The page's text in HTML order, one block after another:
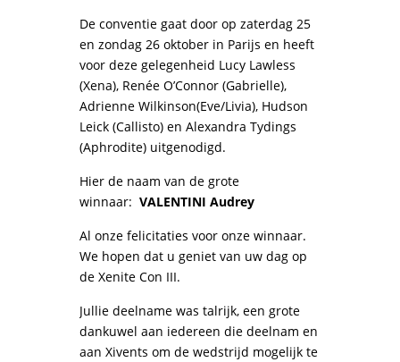
De conventie gaat door op zaterdag 25
en zondag 26 oktober in Parijs en heeft
voor deze gelegenheid Lucy Lawless
(Xena), Renée O’Connor (Gabrielle),
Adrienne Wilkinson(Eve/Livia), Hudson
Leick (Callisto) en Alexandra Tydings
(Aphrodite) uitgenodigd.
Hier de naam van de grote
winnaar: VALENTINI Audrey
Al onze felicitaties voor onze winnaar.
We hopen dat u geniet van uw dag op
de Xenite Con III.
Jullie deelname was talrijk, een grote
dankuwel aan iedereen die deelnam en
aan Xivents om de wedstrijd mogelijk te